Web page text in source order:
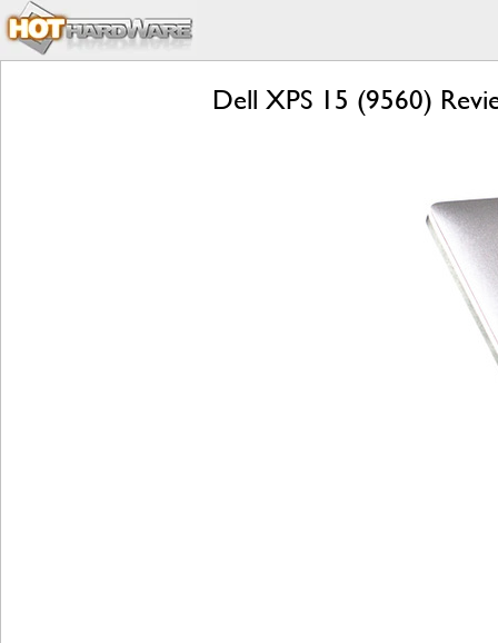
Dell XPS 15 (9560)